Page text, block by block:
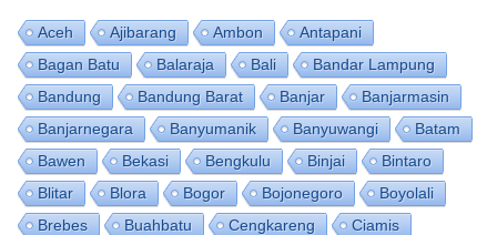
Aceh Ajibarang Ambon
Antapani
Bagan Batu
Balaraja Bali
Bandar Lampung
Bandung
Bandung Barat Banjar
Banjarmasin
Banjarnegara
Banyumanik Banyuwangi
Batam
Bawen
Bekasi Bengkulu Binjai
Bintaro
Blitar
Blora Bogor Bojonegoro
Boyolali
Brebes
Buahbatu Cengkareng
Ciamis